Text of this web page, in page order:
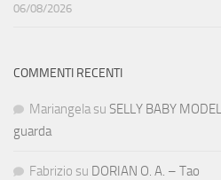
06/08/2026
COMMENTI RECENTI
Mariangela su SELLY BABY
guarda
Fabrizio su DORIAN O. A. – Tao